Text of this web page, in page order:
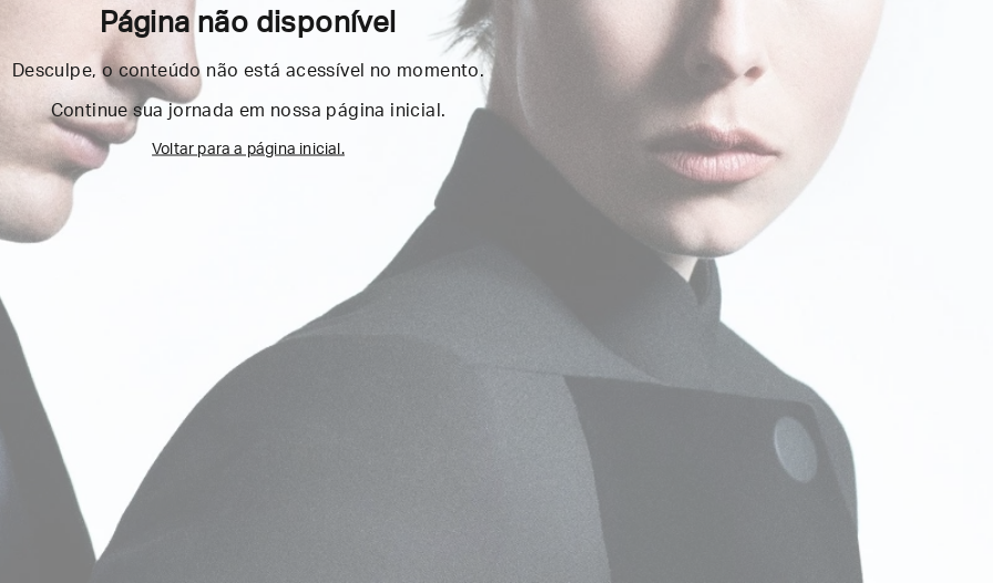
Página não disponível
Desculpe, o conteúdo não está acessível no momento.
Continue sua jornada em nossa página inicial.
Voltar para a página inicial.